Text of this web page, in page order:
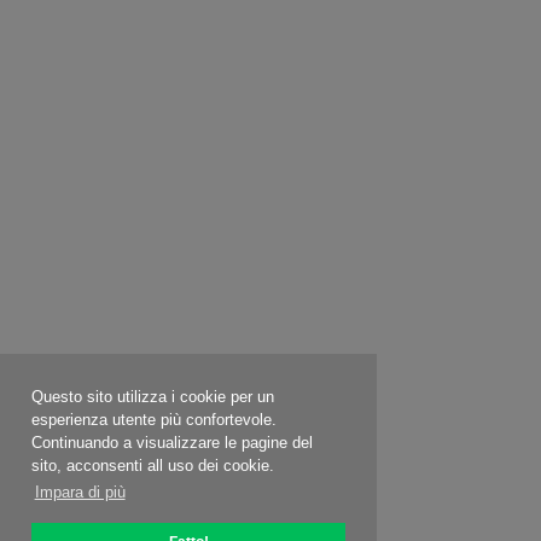
Questo sito utilizza i cookie per un
esperienza utente più confortevole.
Continuando a visualizzare le pagine del
sito, acconsenti all uso dei cookie.
Impara di più